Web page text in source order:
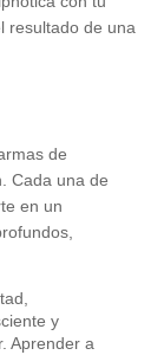
resultado de una
de
Cada una de
en un
y
Aprender a